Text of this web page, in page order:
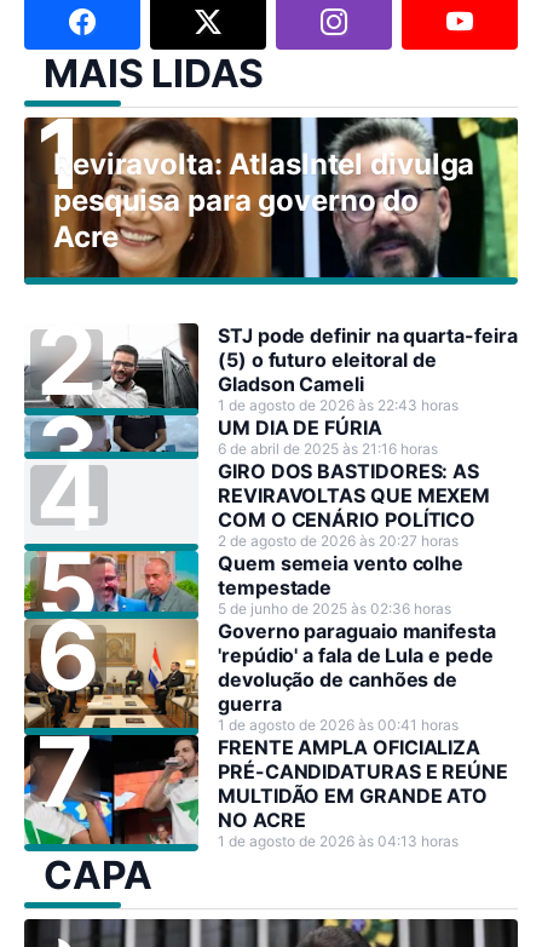
MAIS LIDAS
Reviravolta: AtlasIntel divulga
pesquisa para governo do
Acre
STJ pode definir na quarta-feira
(5) o futuro eleitoral de
Gladson Cameli
1 de agosto de 2026 às 22:43 horas
UM DIA DE FÚRIA
6 de abril de 2025 às 21:16 horas
GIRO DOS BASTIDORES: AS
REVIRAVOLTAS QUE MEXEM
COM O CENÁRIO POLÍTICO
2 de agosto de 2026 às 20:27 horas
Quem semeia vento colhe
tempestade
5 de junho de 2025 às 02:36 horas
Governo paraguaio manifesta
'repúdio' a fala de Lula e pede
devolução de canhões de
guerra
1 de agosto de 2026 às 00:41 horas
FRENTE AMPLA OFICIALIZA
PRÉ-CANDIDATURAS E REÚNE
MULTIDÃO EM GRANDE ATO
NO ACRE
1 de agosto de 2026 às 04:13 horas
CAPA